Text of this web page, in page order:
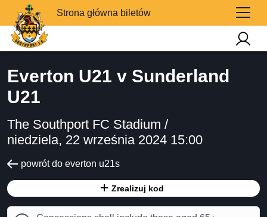
Strona główna biletów
Everton U21 v Sunderland
U21
The Southport FC Stadium /
niedziela, 22 września 2024 15:00
powrót do everton u21s
Zrealizuj kod